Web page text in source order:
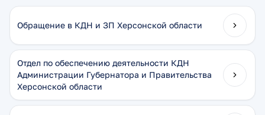
Обращение в КДН и ЗП Херсонской области
Отдел по обеспечению деятельности КДН
Администрации Губернатора и Правительства
Херсонской области